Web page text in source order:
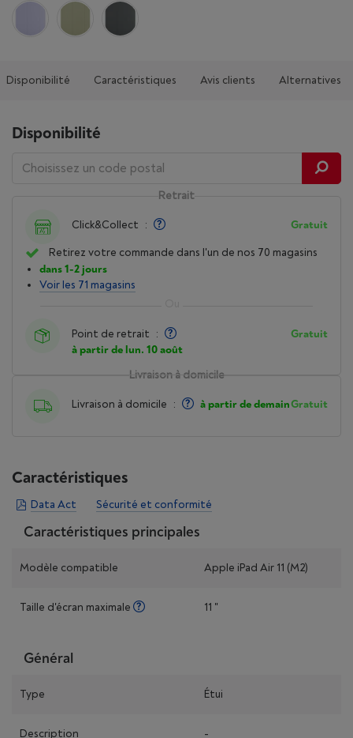
Disponibilité Caractéristiques Avis clients Alternatives
Disponibilité
Livraison à domicile
Livraison à domicile : à partir de demainGratuit
Retrait
Click&Collect : Gratuit
Retirez votre commande dans l'un de nos 70 magasins
dans 1-2 jours
Voir les 71 magasins
Point de retrait :
à partir de lun. 10 août
Gratuit
Caractéristiques
Sécurité et conformité
Data Act
Caractéristiques principales
Modèle compatible Apple iPad Air 11 (M2)
Taille d'écran maximale 11 "
Général
Type Étui
Description -